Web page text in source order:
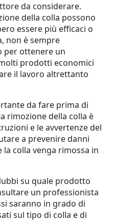
da considerare.
della colla possono
essere più efficaci o
non è sempre
per ottenere un
prodotti economici
il lavoro altrettanto
da fare prima di
rimozione della colla è
e le avvertenze del
a prevenire danni
colla venga rimossa in
su quale prodotto
un professionista
saranno in grado di
sul tipo di colla e di